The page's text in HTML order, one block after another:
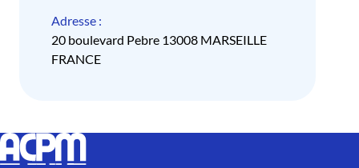
Adresse :
20 boulevard Pebre 13008 MARSEILLE
FRANCE